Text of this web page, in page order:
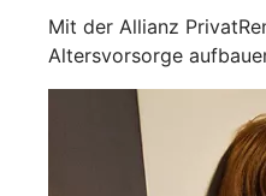
Mit der Allianz
Altersvorsorge